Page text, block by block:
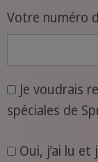
Votre numéro
Je voudrais recevoir des réductions et offres
spéciales de
Oui, j’ai lu et